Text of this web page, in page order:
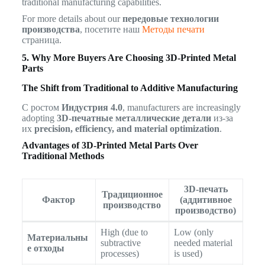
traditional manufacturing capabilities.
For more details about ourпередовые технологии
производства, посетите наш Методы печати
страница.
5. Why More Buyers Are Choosing 3D-Printed Metal
Parts
The Shift from Traditional to Additive Manufacturing
С ростом Индустрия 4.0, manufacturers are increasingly
adopting 3D-печатные металлические деталииз-за
их precision, efficiency, and material optimization.
Advantages of 3D-Printed Metal Parts Over
Traditional Methods
Фактор
Традиционное
производство
3D-печать
(аддитивное
производство)
Материальны
е отходы
High (due to
subtractive
processes)
Low (only
needed material
is used)